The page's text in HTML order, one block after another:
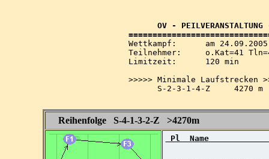
OV - PEILVERANSTALTUNG
Wettkampf:  	am 24.09.2005   ab 14.40 Uhr   im 80+2-m-Band
Teilnehmer: 	o.Kat=41 Tln=41 +Hel=43
Limitzeit:  	120 min
>>>>> Minimale Laufstrecken
      S-2-3-1-4-Z     4270 m
Reihenfolge S-4-1-3-2-Z >4270m
Pl  Name